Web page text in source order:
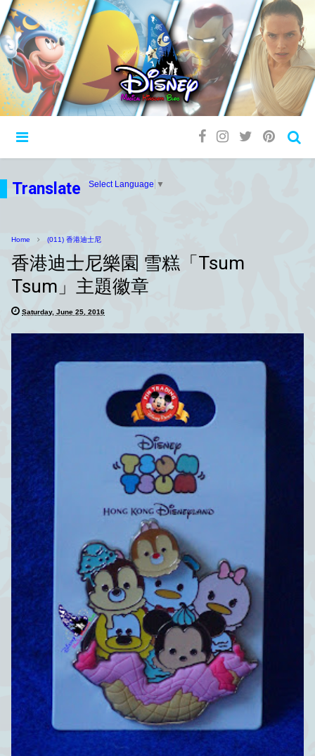
Translate Select Language ▼
Home (011) 香港迪士尼
香港迪士尼樂園 雪糕「Tsum
Tsum」主題徽章
Saturday, June 25, 2016